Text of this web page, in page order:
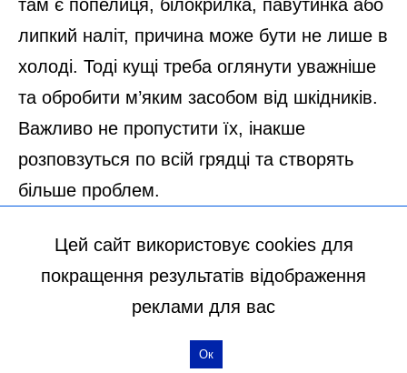
Цей сайт використовує cookies для
покращення результатів відображення
реклами для вас
Ок